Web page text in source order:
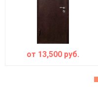
Противосъемные
устройства
от 13,500 руб.